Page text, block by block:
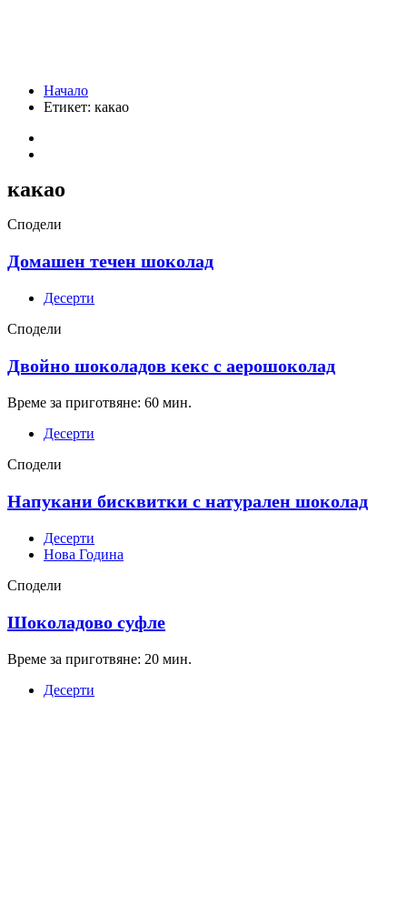
Начало
Етикет: какао
какао
Сподели
Домашен течен шоколад
Десерти
Сподели
Двойно шоколадов кекс с аерошоколад
Време за приготвяне: 60 мин.
Десерти
Сподели
Напукани бисквитки с натурален шоколад
Десерти
Нова Година
Сподели
Шоколадово суфле
Време за приготвяне: 20 мин.
Десерти